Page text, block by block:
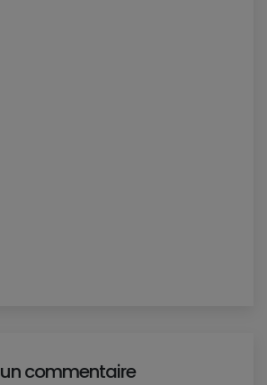
commentaire